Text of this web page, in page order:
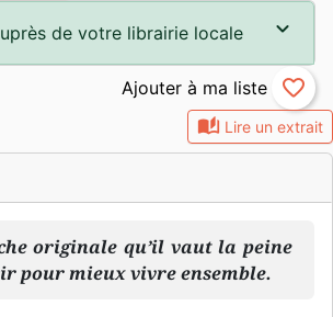
auto_stories Lire un extrait
originale qu’il vaut la peine
pour mieux vivre ensemble.
de votre librairie locale
favorite_border